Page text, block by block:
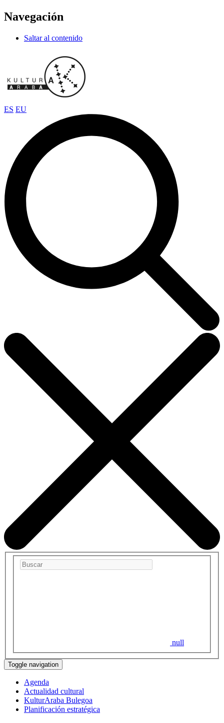
Navegación
Saltar al contenido
ES EU
null
Toggle navigation
Agenda
Actualidad cultural
KulturAraba Bulegoa
Planificación estratégica